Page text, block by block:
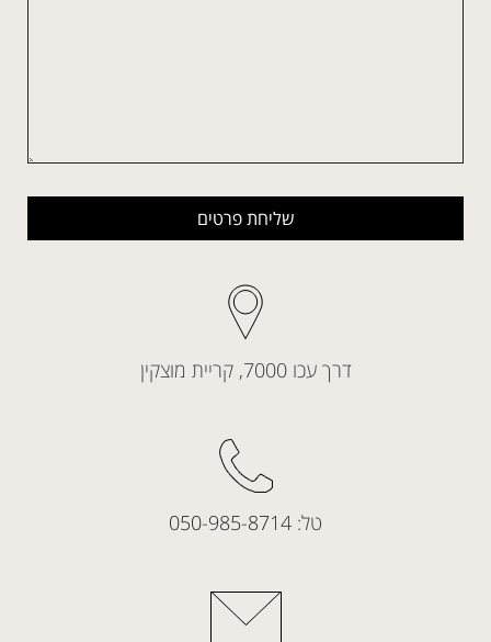
שליחת פרטים
דרך עכו 7000, קריית מוצקין
טל: 050-985-8714